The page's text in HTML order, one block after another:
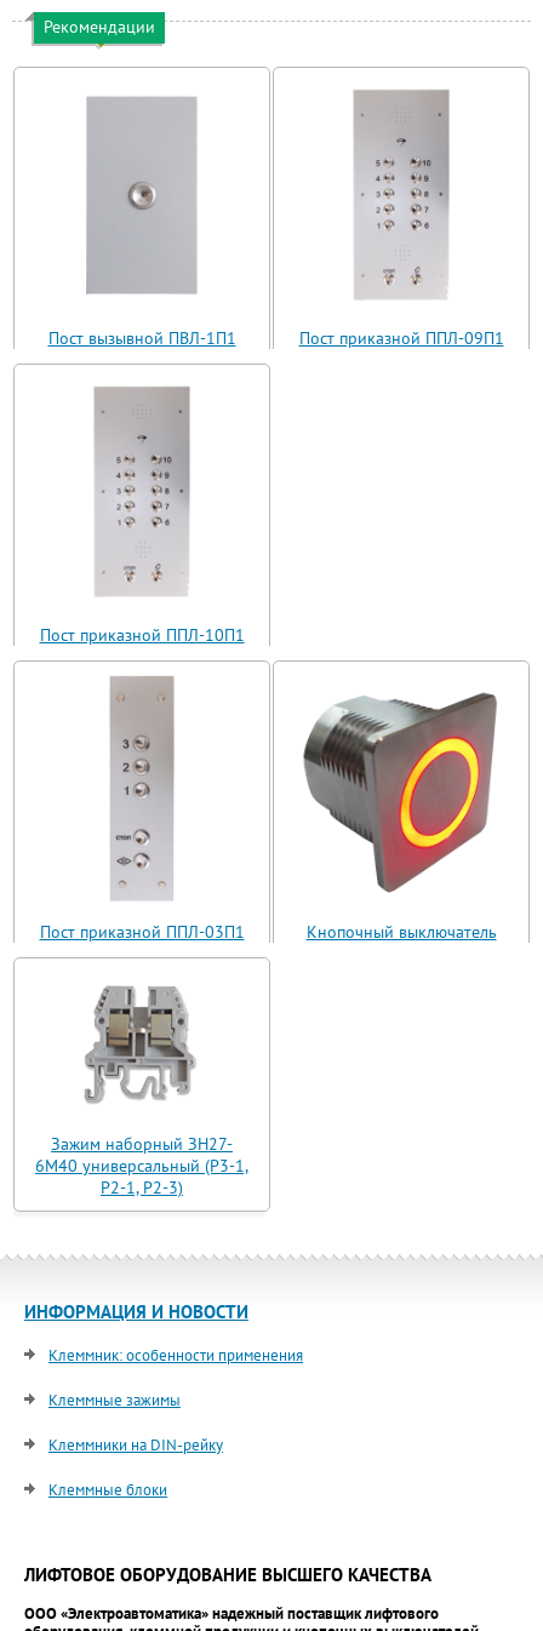
Рекомендации
Пост вызывной ПВЛ-1П1
(ВП11-1)
Пост приказной ППЛ-09П1
Пост приказной ППЛ-10П1
(ППЛ11-10)
Пост приказной ППЛ-03П1
(ППЛ11-03)
Кнопочный выключатель
Зажим наборный ЗН27-
6М40 универсальный (Р3-1,
Р2-1, Р2-3)
ИНФОРМАЦИЯ И НОВОСТИ
Клеммник: особенности применения
Клеммные зажимы
Клеммники на DIN-рейку
Клеммные блоки
ЛИФТОВОЕ ОБОРУДОВАНИЕ ВЫСШЕГО КАЧЕСТВА
ООО «Электроавтоматика» надежный поставщик лифтового